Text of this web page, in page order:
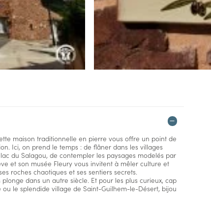
maison traditionnelle en pierre vous offre un point de
Ici, on prend le temps : de flâner dans les villages
du Salagou, de contempler les paysages modelés par
et son musée Fleury vous invitent à mêler culture et
roches chaotiques et ses sentiers secrets.
dans un autre siècle. Et pour les plus curieux, cap
le splendide village de Saint-Guilhem-le-Désert, bijou